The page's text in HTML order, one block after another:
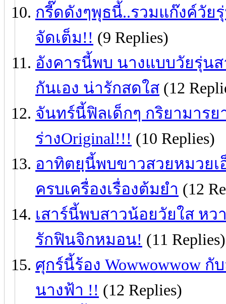
กรี๊ดดังๆพุธนี้..รวมแก๊งค์วัย
จัดเต็ม!! (9 Replies)
อังคารนี้พบ นางแบบวัยรุ่นส
กันเอง น่ารักสดใส (12
จันทร์นี้ฟิลเด็กๆ กริยามาร
ร่างOriginal!!! (10 Replies)
อาทิตยฺนี้พบขาวสวยหมวยเ
ครบเครื่องเรื่องต้มยำ (12
เสาร์นี้พบสาวน้อยวัยใส ห
รักฟินจิกหมอน! (11 Replies)
ศุกร์นี้ร้อง Wowwowwow
นางฟ้า !! (12 Replies)